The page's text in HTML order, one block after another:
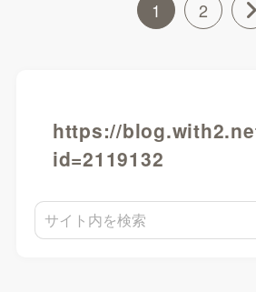
1 2
https://
id=2119132